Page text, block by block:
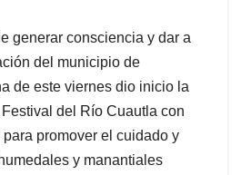
generar consciencia y dar a
del municipio de
de este viernes dio inicio la
del Río Cuautla con
promover el cuidado y
y manantiales